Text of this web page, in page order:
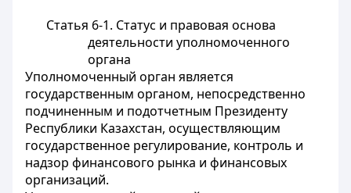
Статья 6-1. Статус и правовая основа
деятельности уполномоченного
органа
Уполномоченный орган является
государственным органом, непосредственно
подчиненным и подотчетным Президенту
Республики Казахстан, осуществляющим
государственное регулирование, контроль и
надзор финансового рынка и финансовых
организаций.